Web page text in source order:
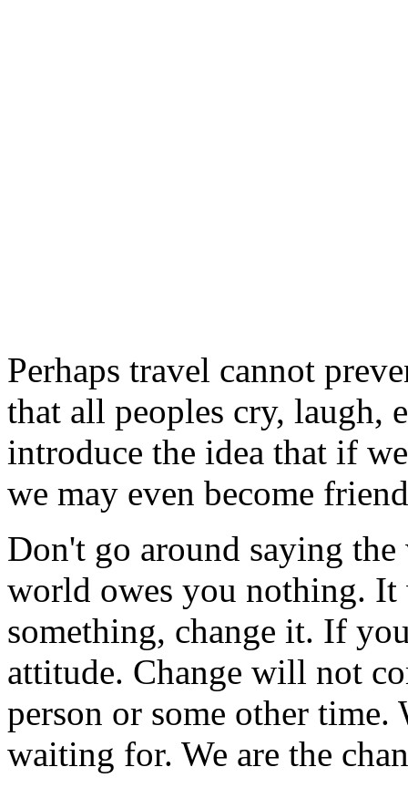
Perhaps travel cannot
that all peoples cry, laugh,
introduce the idea that if
we may even become
Don't go around saying
world owes you nothing.
something, change it. If
attitude. Change will not
person or some other time.
waiting for. We are the